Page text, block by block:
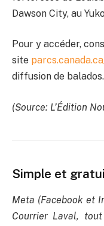
Dawson City, au
Pour y accéder,
site
diffusion de balados.
(Source: L’Édition
Simple et
Meta (Facebook et
Courrier Laval,